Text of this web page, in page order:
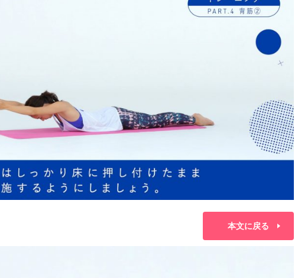
本文に戻る